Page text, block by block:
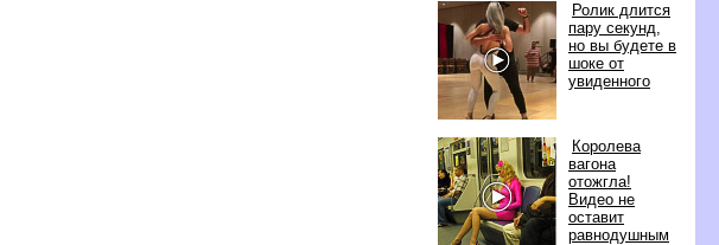
Ролик длится
пару секунд,
но вы будете
шоке от
увиденного
Королева
агона
отожгла!
идео не
оставит
равнодушным